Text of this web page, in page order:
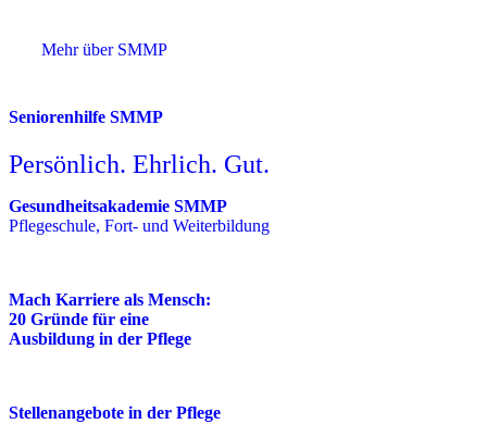
Mehr über SMMP
Seniorenhilfe SMMP
Persönlich. Ehrlich. Gut.
Gesundheitsakademie SMMP
Pflegeschule, Fort- und Weiterbildung
Mach Karriere als Mensch:
20 Gründe für eine
Ausbildung in der Pflege
Stellenangebote in der Pflege